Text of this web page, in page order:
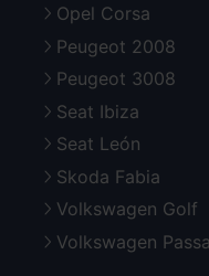
Opel Corsa
Peugeot 2008
Peugeot 3008
Seat Ibiza
Seat León
Skoda Fabia
Volkswagen Golf
Volkswagen